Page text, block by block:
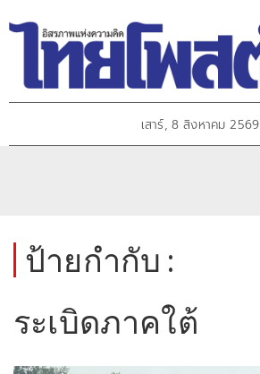
เสาร์, 8 สิงหาคม 2569
ป้ายกำกับ :
ระเบิดภาคใต้